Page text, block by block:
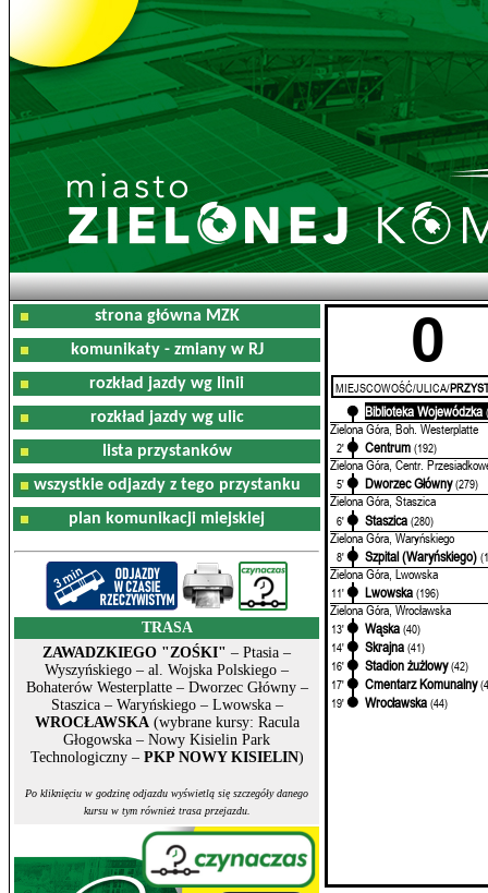
strona główna MZK
komunikaty - zmiany w RJ
rozkład jazdy wg linii
rozkład jazdy wg ulic
lista przystanków
wszystkie odjazdy z tego przystanku
plan komunikacji miejskiej
TRASA
ZAWADZKIEGO "ZOŚKI" – Ptasia –
Wyszyńskiego – al. Wojska Polskiego –
Bohaterów Westerplatte – Dworzec Główny –
Staszica – Waryńskiego – Lwowska –
WROCŁAWSKA(wybrane kursy: Racula
Głogowska – Nowy Kisielin Park
Technologiczny – PKP NOWY KISIELIN)
Po kliknięciu w godzinę odjazdu wyświetlą się szczegóły danego
kursu w tym również trasa przejazdu.
0
MIEJSCOWOŚĆ/ULICA/
Biblioteka Wojewódzka
Zielona Góra, Boh. Westerplatte
2' Centrum (192)
Zielona Góra, Centr.
5' Dworzec Główny (279)
Zielona Góra, Staszica
6' Staszica (280)
Zielona Góra, Waryńskiego
8' Szpital (Waryńskiego)
Zielona Góra, Lwowska
11' Lwowska (196)
Zielona Góra, Wrocławska
13' Wąska (40)
14'
Skrajna (41)
16'
Stadion żużlowy (42)
17'
Cmentarz Komunalny
19'
Wrocławska (44)